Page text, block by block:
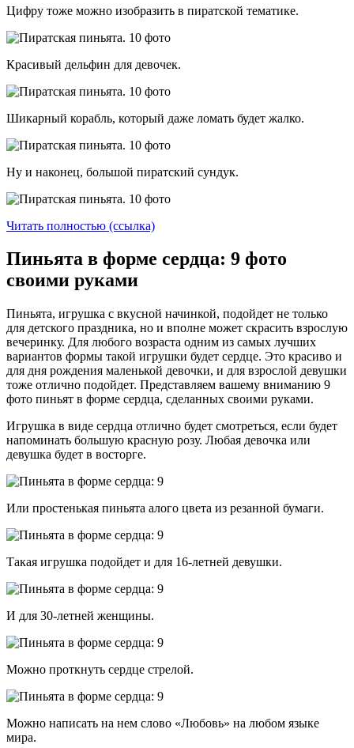
Цифру тоже можно изобразить в пиратской тематике.
Красивый дельфин для девочек.
Шикарный корабль, который даже ломать будет жалко.
Ну и наконец, большой пиратский сундук.
Читать полностью (ссылка)
Пиньята в форме сердца: 9 фото
своими руками
Пиньята, игрушка с вкусной начинкой, подойдет не только
для детского праздника, но и вполне может скрасить взрослую
вечеринку. Для любого возраста одним из самых лучших
вариантов формы такой игрушки будет сердце. Это красиво и
для дня рождения маленькой девочки, и для взрослой девушки
тоже отлично подойдет. Представляем вашему вниманию 9
фото пиньят в форме сердца, сделанных своими руками.
Игрушка в виде сердца отлично будет смотреться, если будет
напоминать большую красную розу. Любая девочка или
девушка будет в восторге.
Или простенькая пиньята алого цвета из резанной бумаги.
Такая игрушка подойдет и для 16-летней девушки.
И для 30-летней женщины.
Можно проткнуть сердце стрелой.
Можно написать на нем слово «Любовь» на любом языке
мира.